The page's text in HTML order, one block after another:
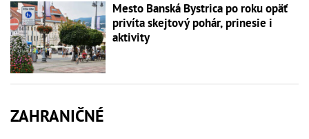
Mesto Banská Bystrica po roku opäť
privíta skejtový pohár, prinesie i
aktivity
ZAHRANIČNÉ